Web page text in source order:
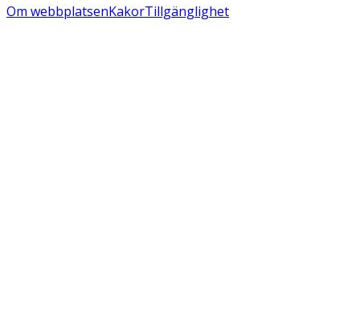
Om webbplatsenKakorTillgänglighet